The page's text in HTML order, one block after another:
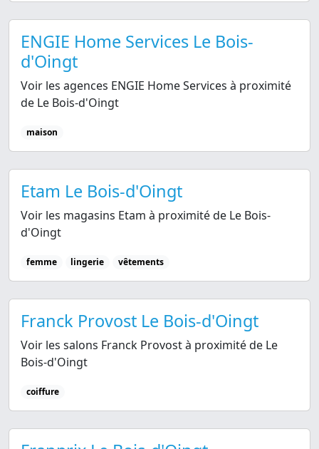
ENGIE Home Services Le Bois-
d'Oingt
Voir les agences ENGIE Home Services à proximité
de Le Bois-d'Oingt
maison
Etam Le Bois-d'Oingt
Voir les magasins Etam à proximité de Le Bois-
d'Oingt
femme lingerie vêtements
Franck Provost Le Bois-d'Oingt
Voir les salons Franck Provost à proximité de Le
Bois-d'Oingt
coiffure